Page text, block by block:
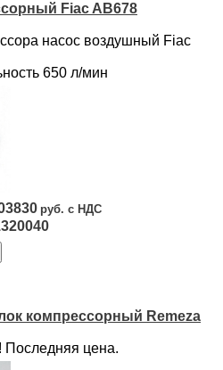
Fiac AB678
насос воздушный Fiac
650 л/мин
компрессорный Remeza
Последняя цена.